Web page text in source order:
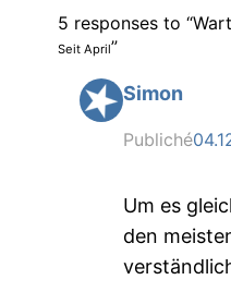
5 responses to
Seit April”
Simon
Publiché
Um es
den